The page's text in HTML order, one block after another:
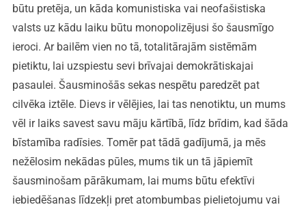
būtu pretēja, un kāda komunistiska vai neofašistiska
valsts uz kādu laiku būtu monopolizējusi šo šausmīgo
ieroci. Ar bailēm vien no tā, totalitārajām sistēmām
pietiktu, lai uzspiestu sevi brīvajai demokrātiskajai
pasaulei. Šausminošās sekas nespētu paredzēt pat
cilvēka iztēle. Dievs ir vēlējies, lai tas nenotiktu, un mums
vēl ir laiks savest savu māju kārtībā, līdz brīdim, kad šāda
bīstamība radīsies. Tomēr pat tādā gadījumā, ja mēs
nežēlosim nekādas pūles, mums tik un tā jāpiemīt
šausminošam pārākumam, lai mums būtu efektīvi
iebiedēšanas līdzekļi pret atombumbas pielietojumu vai